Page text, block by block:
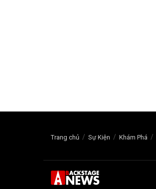
Trang chủ Sự Kiện Khám Phá